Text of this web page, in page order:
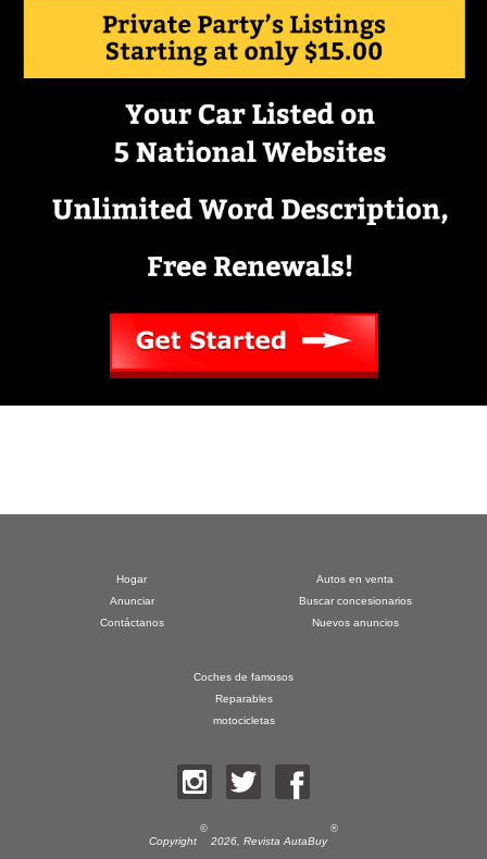
Hogar
Anunciar
Contáctanos
Autos en venta
Buscar concesionarios
Nuevos anuncios
Coches de famosos
Reparables
motocicletas
Copyright
©
2026, Revista AutaBuy
®